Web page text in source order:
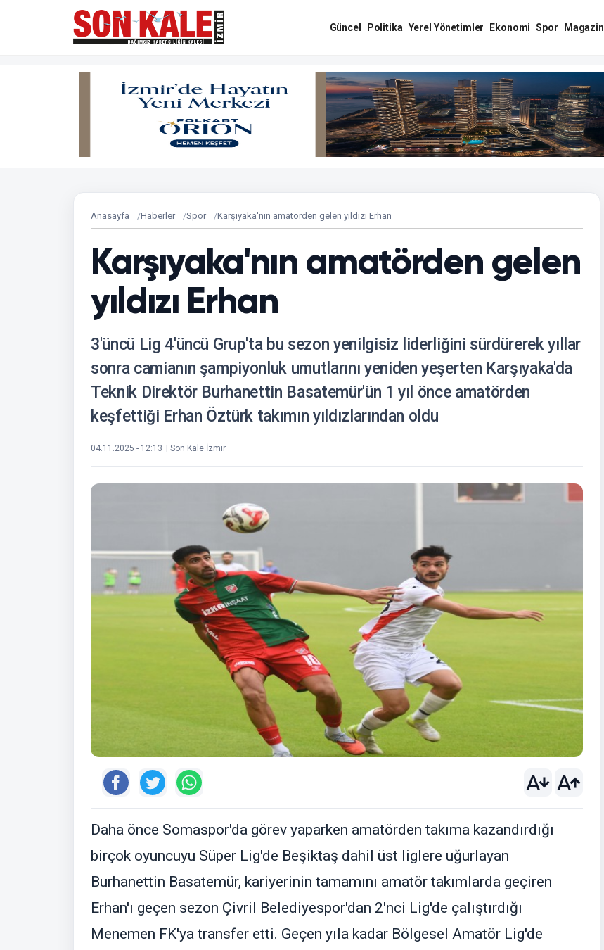
Güncel Politika Yerel Yönetimler Ekonomi Spor Magazin
Anasayfa Haberler Spor Karşıyaka'nın amatörden gelen yıldızı Erhan
Karşıyaka'nın amatörden gelen
yıldızı Erhan
3'üncü Lig 4'üncü Grup'ta bu sezon yenilgisiz liderliğini sürdürerek yıllar
sonra camianın şampiyonluk umutlarını yeniden yeşerten Karşıyaka'da
Teknik Direktör Burhanettin Basatemür'ün 1 yıl önce amatörden
keşfettiği Erhan Öztürk takımın yıldızlarından oldu
04.11.2025 - 12:13 | Son Kale İzmir
Daha önce Somaspor'da görev yaparken amatörden takıma kazandırdığı
birçok oyuncuyu Süper Lig'de Beşiktaş dahil üst liglere uğurlayan
Burhanettin Basatemür, kariyerinin tamamını amatör takımlarda geçiren
Erhan'ı geçen sezon Çivril Belediyespor'dan 2'nci Lig'de çalıştırdığı
Menemen FK'ya transfer etti. Geçen yıla kadar Bölgesel Amatör Lig'de